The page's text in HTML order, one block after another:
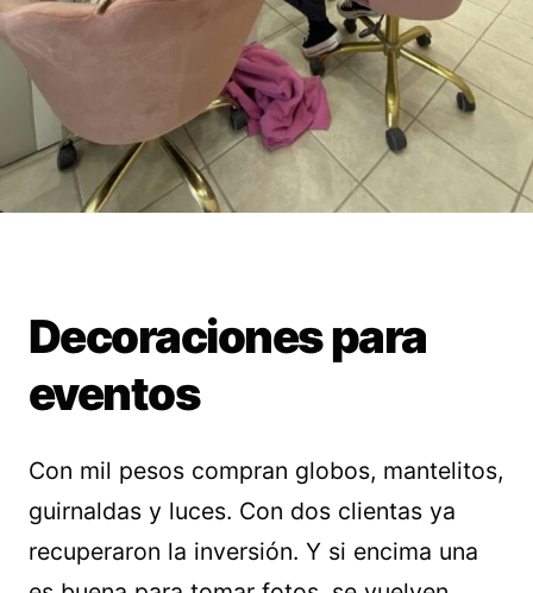
Decoraciones para
eventos
Con mil pesos compran globos, mantelitos,
guirnaldas y luces. Con dos clientas ya
recuperaron la inversión. Y si encima una